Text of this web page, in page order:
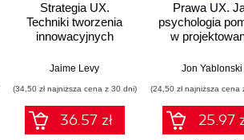
Strategia UX.
Techniki tworzenia
innowacyjnych
cyfrowych. Wydanie
Jaime Levy
(34,50 zł najniższa cena z 30 dni)
36.57 zł
Prawa UX.
psychologia
w
usług
Jon Yablonski
(24,50 zł najniższa cena
25.97